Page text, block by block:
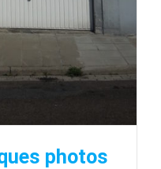
photos